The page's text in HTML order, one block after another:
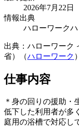
2026年7月22日
情報出典
ハローワークハ
出典：ハローワーク
省）（ハローワーク ）
仕事内容
＊身の回りの援助・
低下した利用者が多
庭用の浴槽で対応し